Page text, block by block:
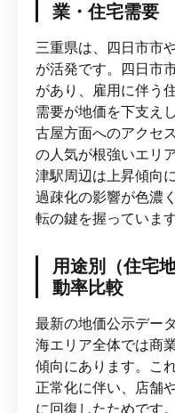
業・住宅需要
三重県は、四日市市
が活発です。四日市
があり、雇用に伴う
需要が地価を下支え
古屋方面へのアクセ
の人気が根強いエリ
津駅周辺は上昇傾向
過疎化の影響が色濃
転の鍵を握っています
用途別（住宅
動率比較
最新の地価公示デー
海エリア全体では商
傾向にあります。こ
正常化に伴い、店舗
に回復したためです